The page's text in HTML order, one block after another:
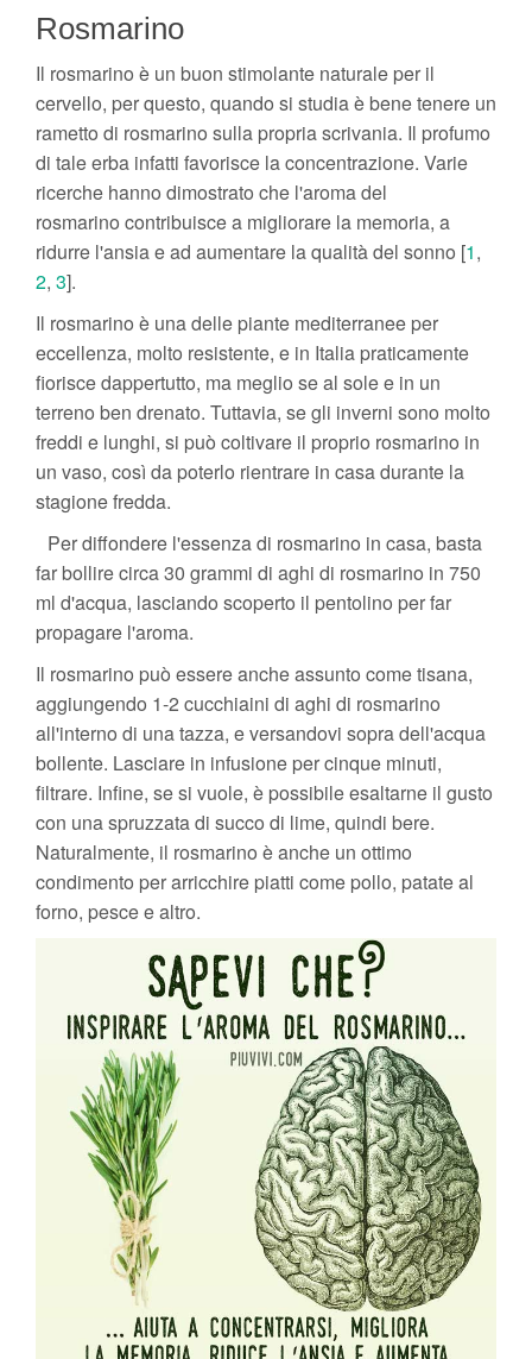
Rosmarino
Il rosmarino è un buon stimolante naturale per il
cervello, per questo, quando si studia è bene tenere un
rametto di rosmarino sulla propria scrivania. Il profumo
di tale erba infatti favorisce la concentrazione. Varie
ricerche hanno dimostrato che l'aroma del
rosmarino contribuisce a migliorare la memoria, a
ridurre l'ansia e ad aumentare la qualità del sonno [1,
2, 3].
Il rosmarino è una delle piante mediterranee per
eccellenza, molto resistente, e in Italia praticamente
fiorisce dappertutto, ma meglio se al sole e in un
terreno ben drenato. Tuttavia, se gli inverni sono molto
freddi e lunghi, si può coltivare il proprio rosmarino in
un vaso, così da poterlo rientrare in casa durante la
stagione fredda.
Per diffondere l'essenza di rosmarino in casa, basta
far bollire circa 30 grammi di aghi di rosmarino in 750
ml d'acqua, lasciando scoperto il pentolino per far
propagare l'aroma.
Il rosmarino può essere anche assunto come tisana,
aggiungendo 1-2 cucchiaini di aghi di rosmarino
all'interno di una tazza, e versandovi sopra dell'acqua
bollente. Lasciare in infusione per cinque minuti,
filtrare. Infine, se si vuole, è possibile esaltarne il gusto
con una spruzzata di succo di lime, quindi bere.
Naturalmente, il rosmarino è anche un ottimo
condimento per arricchire piatti come pollo, patate al
forno, pesce e altro.